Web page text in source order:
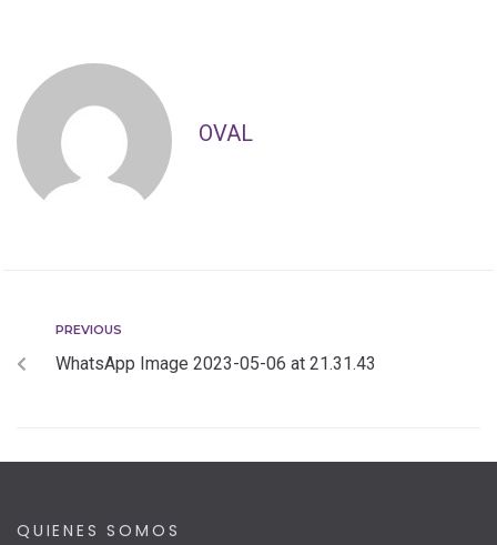
OVAL
PREVIOUS
WhatsApp Image 2023-05-06 at 21.31.43
QUIENES SOMOS